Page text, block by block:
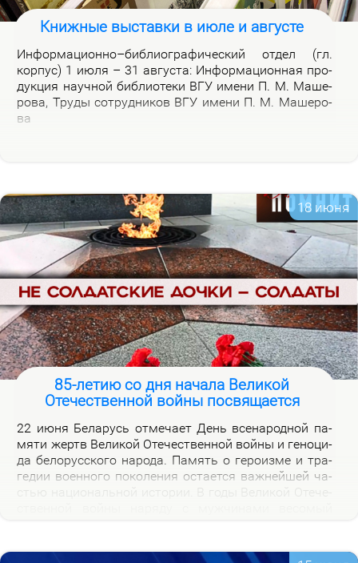
Книжные выставки в июле и августе
Ин­фор­ма­ци­он­но–биб­лио­гра­фи­че­ский от­дел (гл.
кор­пус) 1 июля – 31 ав­гу­ста: Ин­фор­ма­ци­он­ная про­
дук­ция на­уч­ной биб­лио­те­ки ВГУ име­ни П. М. Ма­ше­
ро­ва, Тру­ды со­труд­ни­ков ВГУ име­ни П. М. Ма­ше­ро­
ва
18 июня
85-летию со дня начала Великой
Отечественной войны посвящается
22 июня Бе­ла­русь от­ме­ча­ет День все­на­род­ной па­
мя­ти жертв Ве­ли­кой Оте­че­ствен­ной вой­ны и ге­но­ци­
да бе­ло­рус­ско­го на­ро­да. Па­мять о ге­ро­из­ме и тра­
ге­дии во­ен­но­го по­ко­ле­ния оста­ет­ся важ­ней­шей ча­
ских от­ря­дах.